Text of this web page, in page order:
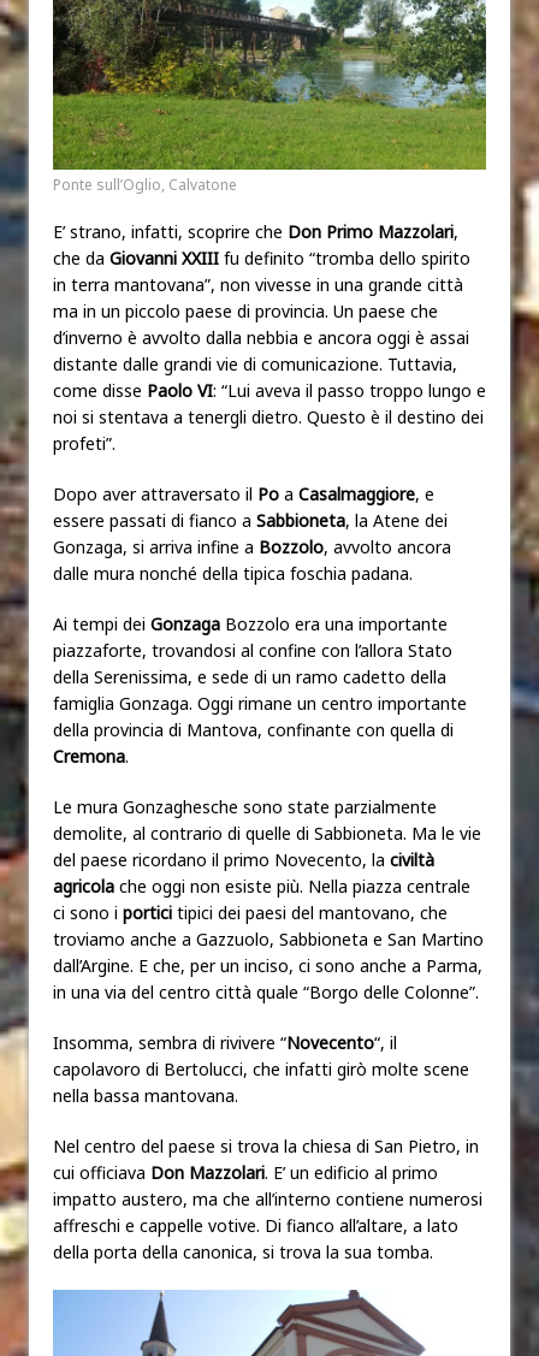
Ponte sull’Oglio, Calvatone
E’ strano, infatti, scoprire che Don Primo Mazzolari,
che da Giovanni XXIII fu definito “tromba dello spirito
in terra mantovana”, non vivesse in una grande città
ma in un piccolo paese di provincia. Un paese che
d’inverno è avvolto dalla nebbia e ancora oggi è assai
distante dalle grandi vie di comunicazione. Tuttavia,
come disse Paolo VI: “Lui aveva il passo troppo lungo e
noi si stentava a tenergli dietro. Questo è il destino dei
profeti”.
Dopo aver attraversato il Po a Casalmaggiore, e
essere passati di fianco a Sabbioneta, la Atene dei
Gonzaga, si arriva infine a Bozzolo, avvolto ancora
dalle mura nonché della tipica foschia padana.
Ai tempi dei Gonzaga Bozzolo era una importante
piazzaforte, trovandosi al confine con l’allora Stato
della Serenissima, e sede di un ramo cadetto della
famiglia Gonzaga. Oggi rimane un centro importante
della provincia di Mantova, confinante con quella di
Cremona.
Le mura Gonzaghesche sono state parzialmente
demolite, al contrario di quelle di Sabbioneta. Ma le vie
del paese ricordano il primo Novecento, la civiltà
agricola che oggi non esiste più. Nella piazza centrale
ci sono i portici tipici dei paesi del mantovano, che
troviamo anche a Gazzuolo, Sabbioneta e San Martino
dall’Argine. E che, per un inciso, ci sono anche a Parma,
in una via del centro città quale “Borgo delle Colonne”.
Insomma, sembra di rivivere “Novecento“, il
capolavoro di Bertolucci, che infatti girò molte scene
nella bassa mantovana.
Nel centro del paese si trova la chiesa di San Pietro, in
cui officiava Don Mazzolari. E’ un edificio al primo
impatto austero, ma che all’interno contiene numerosi
affreschi e cappelle votive. Di fianco all’altare, a lato
della porta della canonica, si trova la sua tomba.